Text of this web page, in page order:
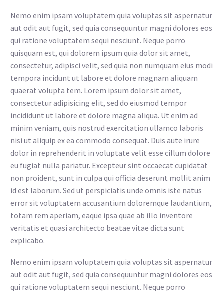
Nemo enim ipsam voluptatem quia voluptas sit aspernatur
aut odit aut fugit, sed quia consequuntur magni dolores eos
qui ratione voluptatem sequi nesciunt. Neque porro
quisquam est, qui dolorem ipsum quia dolor sit amet,
consectetur, adipisci velit, sed quia non numquam eius modi
tempora incidunt ut labore et dolore magnam aliquam
quaerat volupta tem. Lorem ipsum dolor sit amet,
consectetur adipisicing elit, sed do eiusmod tempor
incididunt ut labore et dolore magna aliqua. Ut enim ad
minim veniam, quis nostrud exercitation ullamco laboris
nisi ut aliquip ex ea commodo consequat. Duis aute irure
dolor in reprehenderit in voluptate velit esse cillum dolore
eu fugiat nulla pariatur. Excepteur sint occaecat cupidatat
non proident, sunt in culpa qui officia deserunt mollit anim
id est laborum. Sed ut perspiciatis unde omnis iste natus
error sit voluptatem accusantium doloremque laudantium,
totam rem aperiam, eaque ipsa quae ab illo inventore
veritatis et quasi architecto beatae vitae dicta sunt
explicabo.
Nemo enim ipsam voluptatem quia voluptas sit aspernatur
aut odit aut fugit, sed quia consequuntur magni dolores eos
qui ratione voluptatem sequi nesciunt. Neque porro